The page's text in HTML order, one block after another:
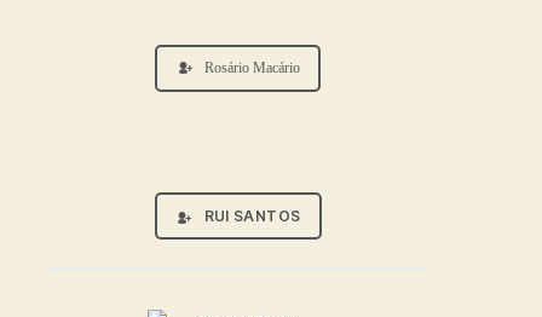
Rosário Macário
RUI SANTOS